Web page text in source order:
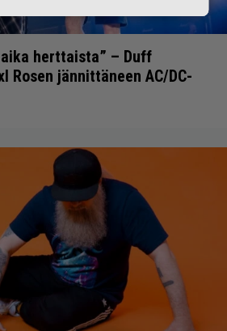
herttaista” – Duff
Rosen jännittäneen AC/DC-